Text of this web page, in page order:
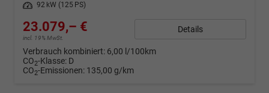
Leistung
92 kW (125 PS)
23.079,– €
incl. 19% MwSt.
Details
Verbrauch kombiniert: 6,00 l/100km
CO2-Klasse: D
CO2-Emissionen: 135,00 g/km